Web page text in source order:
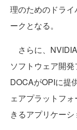
理のためのドラ
ークとなる。
さらに、
ソフトウェア開
DOCAがOPIに提
ェアプラットフ
きるアプリケーシ